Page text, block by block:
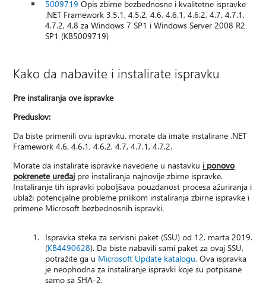
5009719 Opis zbirne bezbednosne i kvalitetne ispravke
.NET Framework 3.5.1, 4.5.2, 4.6, 4.6.1, 4.6.2, 4.7, 4.7.1,
4.7.2, 4.8 za Windows 7 SP1 i Windows Server 2008 R2
SP1 (KB5009719)
Kako da nabavite i instalirate ispravku
Pre instaliranja ove ispravke
Preduslov:
Da biste primenili ovu ispravku, morate da imate instalirane .NET
Framework 4.6, 4.6.1, 4.6.2, 4.7, 4.7.1, 4.7.2.
Morate da instalirate ispravke navedene u nastavku i ponovo
pokrenete uređaj pre instaliranja najnovije zbirne ispravke.
Instaliranje tih ispravki poboljšava pouzdanost procesa ažuriranja i
ublaži potencijalne probleme prilikom instaliranja zbirne ispravke i
primene Microsoft bezbednosnih ispravki.
Ispravka steka za servisni paket (SSU) od 12. marta 2019.
(KB4490628). Da biste nabavili sami paket za ovaj SSU,
potražite ga u Microsoft Update katalogu. Ova ispravka
je neophodna za instaliranje ispravki koje su potpisane
samo sa SHA-2.